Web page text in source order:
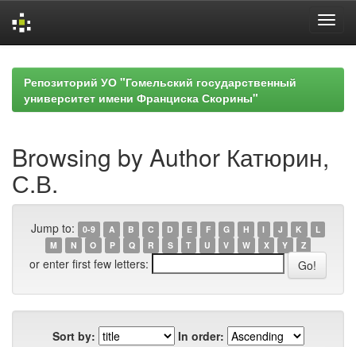
navigationРепозиторий УО "Гомельский государственный
университет имени Франциска Скорины"
Browsing by Author Катюрин,
С.В.
Jump to: 0-9 A B C D E F G H I J K
L
M
N O P Q R S T U V W X Y Z
or enter first few letters:
Sort by:
In order: